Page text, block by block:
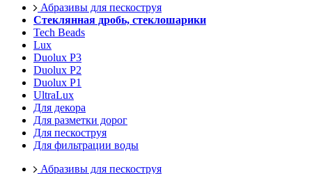
Абразивы для пескоструя
Стеклянная дробь, стеклошарики
Tech Beads
Lux
Duolux P3
Duolux P2
Duolux P1
UltraLux
Для декора
Для разметки дорог
Для пескоструя
Для фильтрации воды
Абразивы для пескоструя